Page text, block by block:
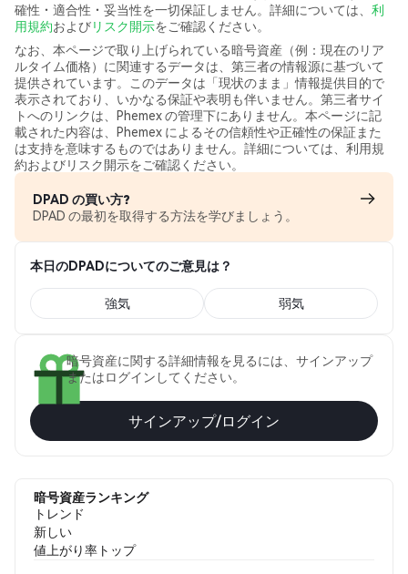
確性・適合性・妥当性を一切保証しません。詳細については、 利
用規約およびリスク開示をご確認ください。
なお、本ページで取り上げられている暗号資産（例：現在のリア
ルタイム価格）に関連するデータは、第三者の情報源に基づいて
提供されています。このデータは「現状のまま」情報提供目的で
表示されており、いかなる保証や表明も伴いません。第三者サイ
トへのリンクは、Phemex の管理下にありません。本ページに記
載された内容は、Phemex によるその信頼性や正確性の保証また
は支持を意味するものではありません。詳細については、利用規
約およびリスク開示をご確認ください。
DPAD の買い方?
DPAD の最初を取得する方法を学びましょう。
本日のDPADについてのご意見は？
強気 弱気
暗号資産に関する詳細情報を見るには、サインアップ
またはログインしてください。
サインアップ/ログイン
暗号資産ランキング
トレンド
新しい
値上がり率トップ